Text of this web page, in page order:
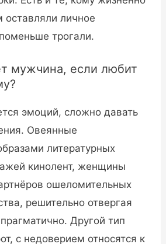
личное
трогали.
мужчина, если любит
эмоций, сложно давать
Овеянные
литературных
кинолент, женщины
ошеломительных
решительно отвергая
Другой тип
с недоверием относятся к